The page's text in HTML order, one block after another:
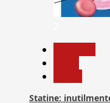
Statine: